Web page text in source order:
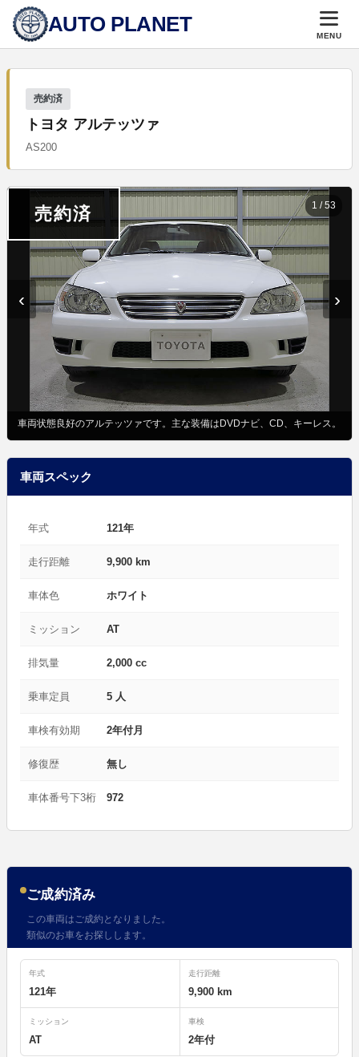
AUTO PLANET MENU
売約済
トヨタ アルテッツァ
AS200
売約済
車両状態良好のアルテッツァです。主な装備はDVDナビ、CD、キーレス。
‹ ›
1 /53
車両スペック
年式 121年
走行距離 9,900 km
車体色 ホワイト
ミッション AT
排気量 2,000 cc
乗車定員 5 人
車検有効期 2年付月
修復歴 無し
車体番号下3桁 972
ご成約済み
この車両はご成約となりました。
類似のお車をお探しします。
年式
121年
走行距離
9,900 km
ミッション
AT
車検
2年付